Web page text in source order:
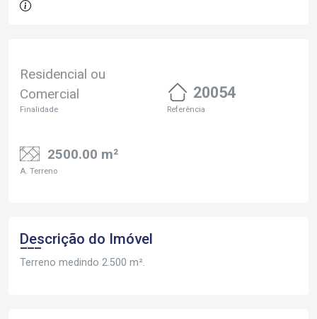
Residencial ou
Comercial
Finalidade
20054
Referência
2500.00 m²
A. Terreno
Descrição do Imóvel
Terreno medindo 2.500 m².